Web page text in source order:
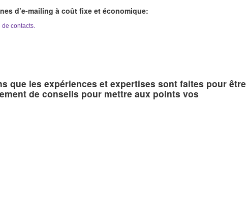
d’e-mailing à coût fixe et économique:
de contacts.
que les expériences et expertises sont faites pour être
de conseils pour mettre aux points vos